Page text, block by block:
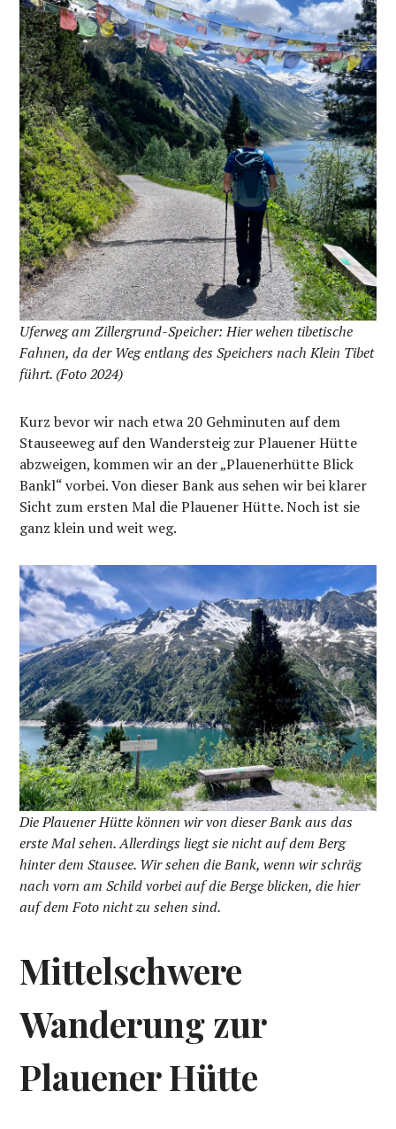
Uferweg am Zillergrund-Speicher: Hier wehen tibetische
Fahnen, da der Weg entlang des Speichers nach Klein Tibet
führt. (Foto 2024)
Kurz bevor wir nach etwa 20 Gehminuten auf dem
Stauseeweg auf den Wandersteig zur Plauener Hütte
abzweigen, kommen wir an der „Plauenerhütte Blick
Bankl“ vorbei. Von dieser Bank aus sehen wir bei klarer
Sicht zum ersten Mal die Plauener Hütte. Noch ist sie
ganz klein und weit weg.
Die Plauener Hütte können wir von dieser Bank aus das
erste Mal sehen. Allerdings liegt sie nicht auf dem Berg
hinter dem Stausee. Wir sehen die Bank, wenn wir schräg
nach vorn am Schild vorbei auf die Berge blicken, die hier
auf dem Foto nicht zu sehen sind.
Mittelschwere
Wanderung zur
Plauener Hütte